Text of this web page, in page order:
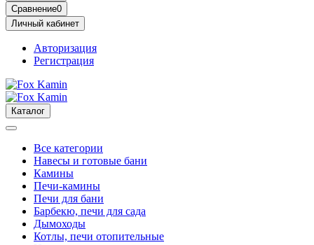
Сравнение0
Личный кабинет
Авторизация
Регистрация
Каталог
Все категории
Навесы и готовые бани
Камины
Печи-камины
Печи для бани
Барбекю, печи для сада
Дымоходы
Котлы, печи отопительные